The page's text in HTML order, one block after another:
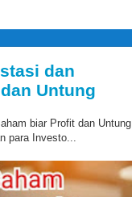
dan
Untung
biar Profit dan Untung
para Investo...